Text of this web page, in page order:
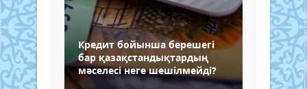
Кредит бойынша берешегі
бар қазақстандықтардың
мәселесі неге шешілмейді?